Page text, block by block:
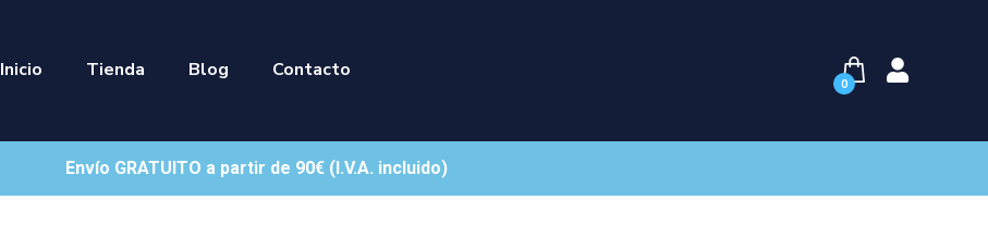
Inicio Tienda Blog Contacto
0
Envío GRATUITO a partir de 90€ (I.V.A. incluido)